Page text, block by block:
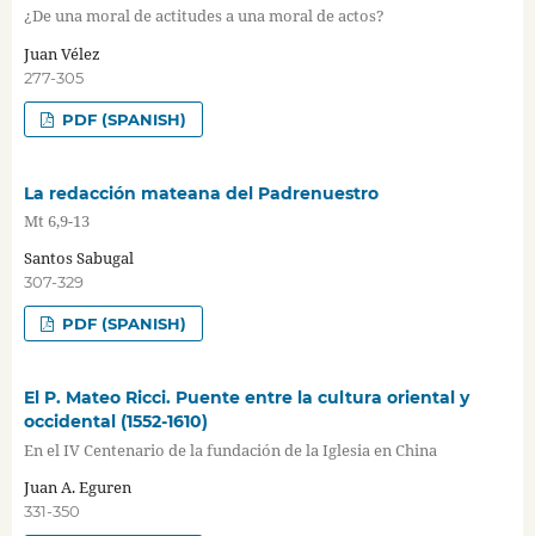
¿De una moral de actitudes a una moral de actos?
Juan Vélez
277-305
PDF (SPANISH)
La redacción mateana del Padrenuestro
Mt 6,9-13
Santos Sabugal
307-329
PDF (SPANISH)
El P. Mateo Ricci. Puente entre la cultura oriental y
occidental (1552-1610)
En el IV Centenario de la fundación de la Iglesia en China
Juan A. Eguren
331-350